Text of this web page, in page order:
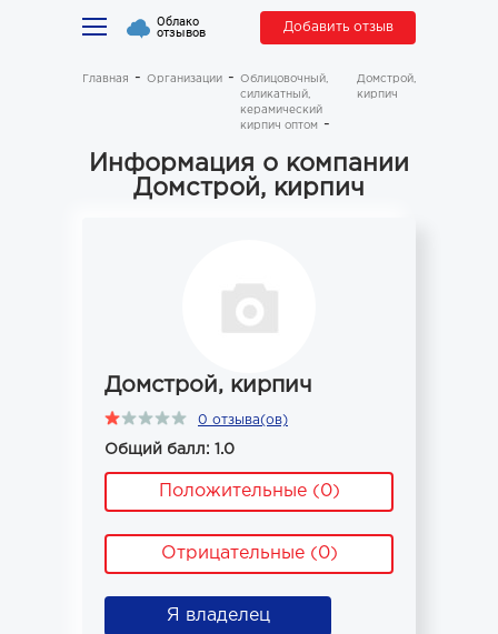
Облако
отзывов Добавить отзыв
Главная Организации
Облицовочный,
силикатный,
керамический
кирпич оптом
Домстрой,
кирпич
Информация о компании
Домстрой, кирпич
Домстрой, кирпич
0 отзыва(ов)
Общий балл: 1.0
Положительные (0)
Отрицательные (0)
Я владелец